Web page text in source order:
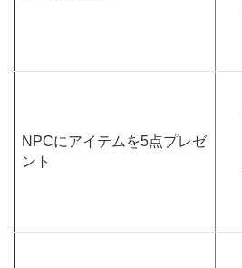
NPCにアイテムを5点プレゼ
ント